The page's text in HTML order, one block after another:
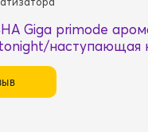
Giga primode
наступающая